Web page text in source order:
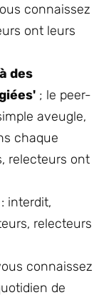
connaissez
ont leurs
des
; le peer-
aveugle,
chaque
relecteurs ont
: interdit,
relecteurs
connaissez
de